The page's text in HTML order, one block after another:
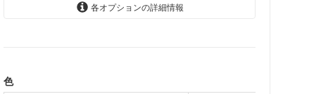
各オプションの詳細情報
色